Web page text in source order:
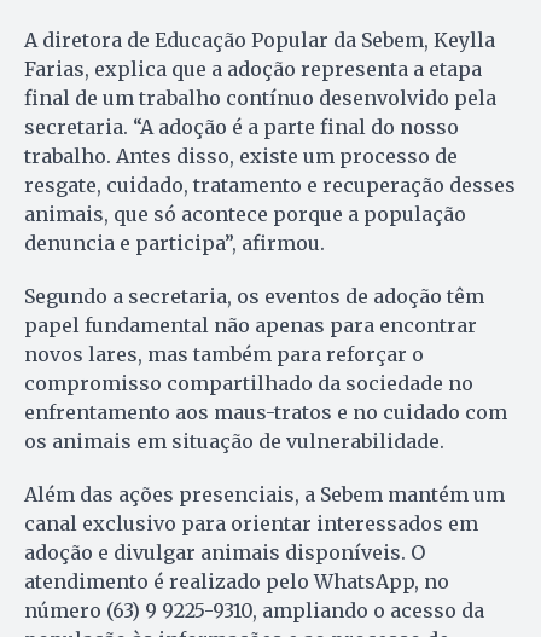
A diretora de Educação Popular da Sebem, Keylla
Farias, explica que a adoção representa a etapa
final de um trabalho contínuo desenvolvido pela
secretaria. “A adoção é a parte final do nosso
trabalho. Antes disso, existe um processo de
resgate, cuidado, tratamento e recuperação desses
animais, que só acontece porque a população
denuncia e participa”, afirmou.
Segundo a secretaria, os eventos de adoção têm
papel fundamental não apenas para encontrar
novos lares, mas também para reforçar o
compromisso compartilhado da sociedade no
enfrentamento aos maus-tratos e no cuidado com
os animais em situação de vulnerabilidade.
Além das ações presenciais, a Sebem mantém um
canal exclusivo para orientar interessados em
adoção e divulgar animais disponíveis. O
atendimento é realizado pelo WhatsApp, no
número (63) 9 9225-9310, ampliando o acesso da